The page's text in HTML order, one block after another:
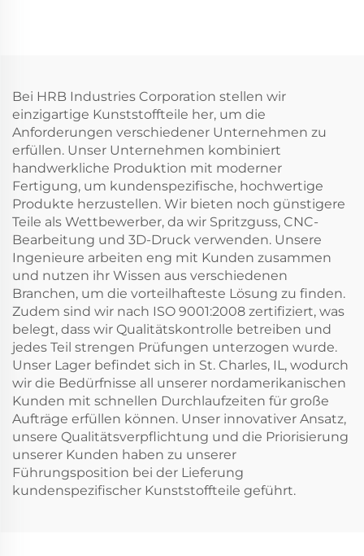
Bei HRB Industries Corporation stellen wir
einzigartige Kunststoffteile her, um die
Anforderungen verschiedener Unternehmen zu
erfüllen. Unser Unternehmen kombiniert
handwerkliche Produktion mit moderner
Fertigung, um kundenspezifische, hochwertige
Produkte herzustellen. Wir bieten noch günstigere
Teile als Wettbewerber, da wir Spritzguss, CNC-
Bearbeitung und 3D-Druck verwenden. Unsere
Ingenieure arbeiten eng mit Kunden zusammen
und nutzen ihr Wissen aus verschiedenen
Branchen, um die vorteilhafteste Lösung zu finden.
Zudem sind wir nach ISO 9001:2008 zertifiziert, was
belegt, dass wir Qualitätskontrolle betreiben und
jedes Teil strengen Prüfungen unterzogen wurde.
Unser Lager befindet sich in St. Charles, IL, wodurch
wir die Bedürfnisse all unserer nordamerikanischen
Kunden mit schnellen Durchlaufzeiten für große
Aufträge erfüllen können. Unser innovativer Ansatz,
unsere Qualitätsverpflichtung und die Priorisierung
unserer Kunden haben zu unserer
Führungsposition bei der Lieferung
kundenspezifischer Kunststoffteile geführt.